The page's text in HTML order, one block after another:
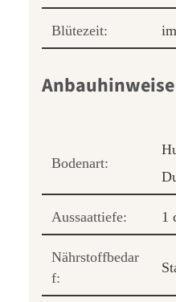
Blütezeit:
Anbauhinweise
Bodenart:
Aussaattiefe: 1
Nährstoffbedar
f: